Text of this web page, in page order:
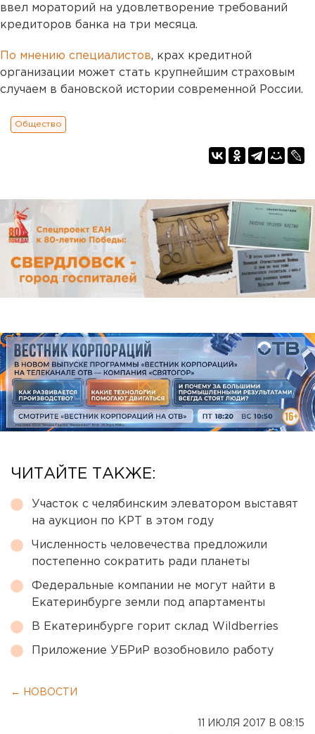
ввел мораторий на удовлетворение требований
кредиторов банка на три месяца.
По мнению специалистов, крах кредитной
организации может стать крупнейшим страховым
случаем в бановской истории современной России.
Общество
ЧИТАЙТЕ ТАКЖЕ:
Участок с челябинским элеватором выставят
на аукцион по КРТ в этом году
Численность человечества предложили
постепенно сократить ради планеты
Федеральные компании не могут найти в
Екатеринбурге земли под апартаменты
В Екатеринбурге горит склад Wildberries
Приложение УБРиР возобновило работу
← НОВОСТИ
11 ИЮЛЯ 2017 В 08:15